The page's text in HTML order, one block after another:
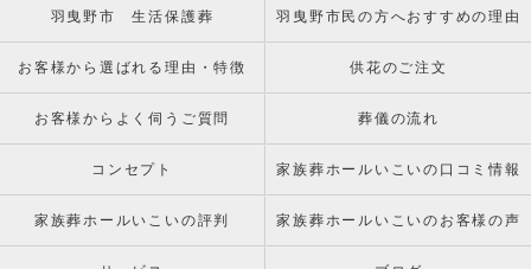
羽曳野市 生活保護葬 羽曳野市民の方へおすすめの理由
お客様から選ばれる理由・特徴 供花のご注文
お客様からよく伺うご質問 葬儀の流れ
コンセプト 家族葬ホールいこいの口コミ情報
家族葬ホールいこいの評判 家族葬ホールいこいのお客様の声